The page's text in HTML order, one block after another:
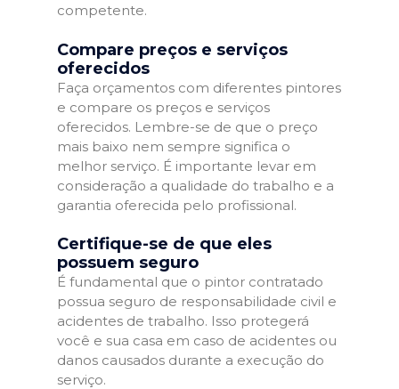
competente.
Compare preços e serviços
oferecidos
Faça orçamentos com diferentes pintores
e compare os preços e serviços
oferecidos. Lembre-se de que o preço
mais baixo nem sempre significa o
melhor serviço. É importante levar em
consideração a qualidade do trabalho e a
garantia oferecida pelo profissional.
Certifique-se de que eles
possuem seguro
É fundamental que o pintor contratado
possua seguro de responsabilidade civil e
acidentes de trabalho. Isso protegerá
você e sua casa em caso de acidentes ou
danos causados durante a execução do
serviço.